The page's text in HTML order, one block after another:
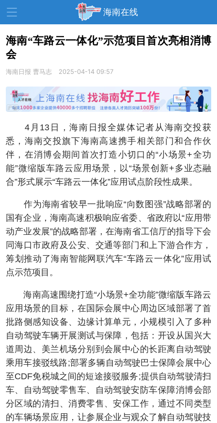
海南在线
资讯中心
教育 健康 房产
生活 演出 活动
展会 走读海南 周末去哪儿
人才在线 天涯企服
海南“车路云一体化”示范项目首次亮相消博
会
海南日报 曹马志 2025-04-14 09:57
4月13日，海南日报全媒体记者从海南交投获
悉，海南交投旗下海南高速携手相关部门和合作伙
伴，在消博会期间首次打造小切口的“小场景+全功
能”微缩版车路云应用场景，以“场景创新+多业态融
合”形式展示“车路云一体化”应用试点阶段性成果。
作为海南省较早一批响应“向数图强”战略部署的
国有企业，海南高速积极响应省委、省政府以“应用带
动产业发展”的战略部署，在海南省工信厅的指导下会
同海口市政府及公安、交通等部门和上下游合作方，
筹划推动了海南智能网联汽车“车路云一体化”应用试
点示范项目。
海南高速围绕打造“小场景+全功能”微缩版车路云
应用场景的目标，在国际会展中心周边区域部署了首
批路侧感知设备、边缘计算单元，小规模引入了多种
自动驾驶车辆开展测试与保障，包括：开设从国兴大
道周边、美兰机场分别到会展中心的长距离自动驾驶
乘用车接驳线路;部署多辆自动驾驶巴士保障会展中心
至CDF免税城之间的短途接驳服务;提供自动驾驶清扫
车、自动驾驶零售车、自动驾驶安防车保障消博会部
分区域的清扫、消费零售、安保工作，通过不同类型
的车辆场景应用，让参展企业与观众了解自动驾驶技